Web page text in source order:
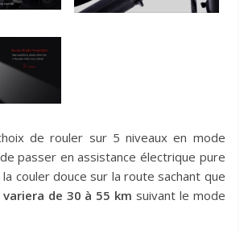
de rouler sur 5 niveaux en mode
passer en assistance électrique pure
couler douce sur la route sachant que
de 30 à 55 km suivant le mode